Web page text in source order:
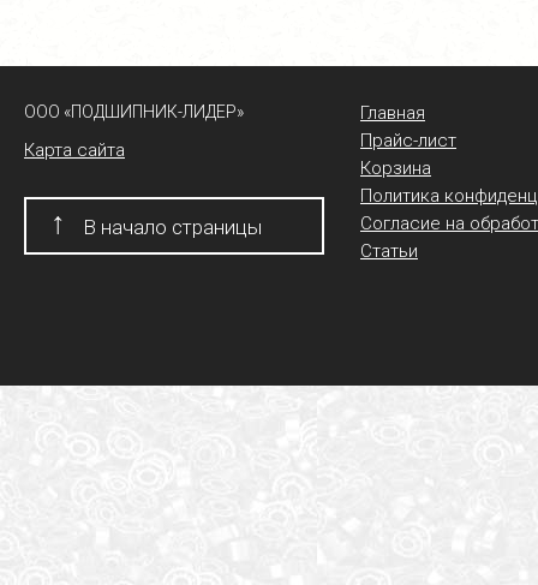
ООО «ПОДШИПНИК-ЛИДЕР»
Карта сайта
↑ В начало страницы
Главная
Прайс-лист
Корзина
Политика
Согласие на
Статьи